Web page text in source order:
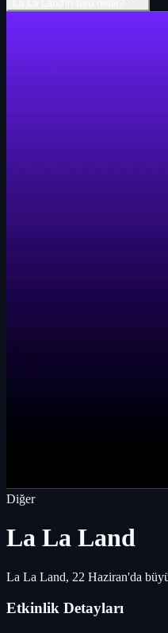
Diğer
La La Land
La La Land, 22 Haziran'da
Etkinlik Detayları